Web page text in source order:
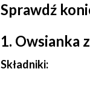
Sprawdź
1. Owsianka
Składniki: